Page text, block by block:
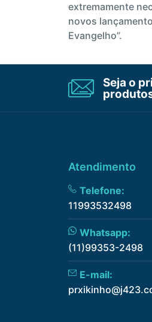
extremamente
novos
Evangelho”.
Seja o
Atendimento
Telefone:
11993532498
Whatsapp:
(11)99353-2498
E-mail: